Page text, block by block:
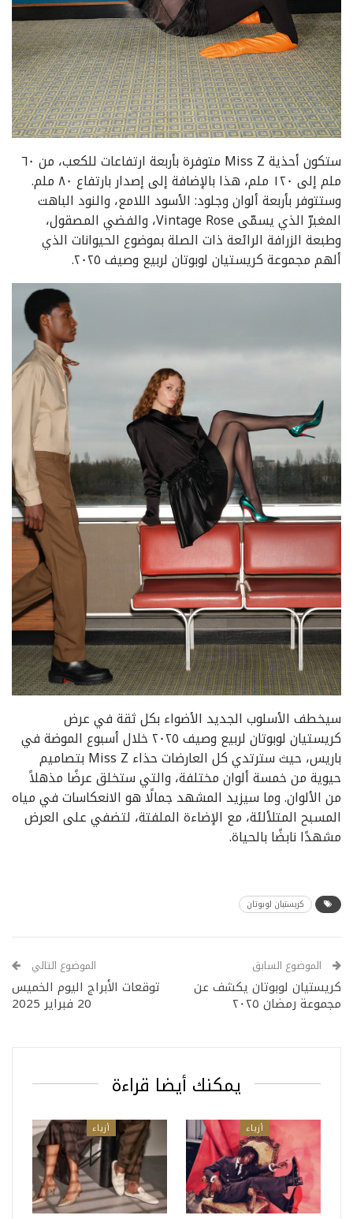
ستكون أحذية Miss Z متوفرة بأربعة ارتفاعات للكعب، من ٦٠
ملم إلى ١٢٠ ملم، هذا بالإضافة إلى إصدار بارتفاع ٨٠ ملم.
وستتوفر بأربعة ألوان وجلود: الأسود اللامع، والنود الباهت
المغبرّ الذي يسمّى Vintage Rose، والفضي المصقول،
وطبعة الزرافة الرائعة ذات الصلة بموضوع الحيوانات الذي
ألهم مجموعة كريستيان لوبوتان لربيع وصيف ٢٠٢٥.
سيخطف الأسلوب الجديد الأضواء بكل ثقة في عرض
كريستيان لوبوتان لربيع وصيف ٢٠٢٥ خلال أسبوع الموضة في
باريس، حيث سترتدي كل العارضات حذاء Miss Z بتصاميم
حيوية من خمسة ألوان مختلفة، والتي ستخلق عرضًا مذهلاً
من الألوان. وما سيزيد المشهد جمالًا هو الانعكاسات في مياه
المسبح المتلألئة، مع الإضاءة الملفتة، لتضفي على العرض
مشهدًا نابضًا بالحياة.
كريستيان لوبوتان
الموضوع السابق
كريستيان لوبوتان يكشف عن
مجموعة رمضان ٢٠٢٥
الموضوع التالي
توقعات الأبراج اليوم الخميس
20 فبراير 2025
يمكنك أيضا قراءة
أزياء أزياء